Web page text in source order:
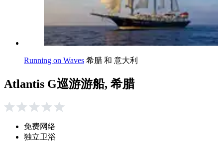
Running on Waves 希腊 和 意大利
Atlantis G巡游游船, 希腊
免费网络
独立卫浴